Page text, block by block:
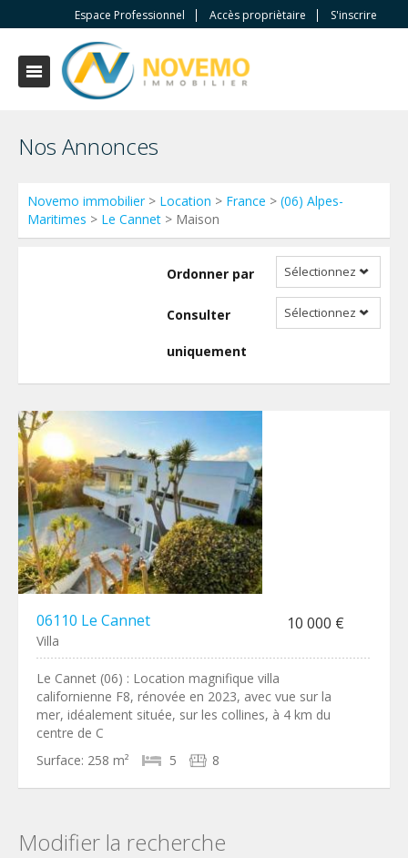
Espace Professionnel Accès propriètaire S'inscrire
Nos Annonces
Novemo immobilier> Location > France > (06) Alpes-
Maritimes > Le Cannet > Maison
Ordonner par Sélectionnez
Consulter
uniquement
Sélectionnez
06110 Le Cannet 10 000 €
Villa
Le Cannet (06) : Location magnifique villa
californienne F8, rénovée en 2023, avec vue sur la
mer, idéalement située, sur les collines, à 4 km du
centre de C
Surface: 258 m² 5 8
Modifier la recherche